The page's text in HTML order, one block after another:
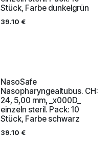
Stück, Farbe dunkelgrün
39.10 €
NasoSafe
Nasopharyngealtubus. CH:
24, 5,00 mm, _x000D_
einzeln steril. Pack: 10
Stück, Farbe schwarz
39.10 €